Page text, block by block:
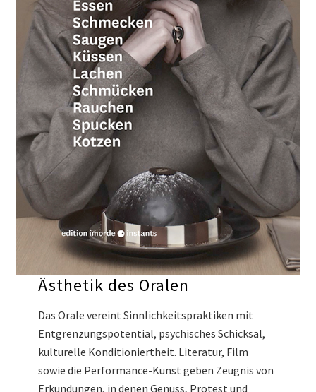
Ästhetik des Oralen
Das Orale vereint Sinnlichkeitspraktiken mit
Entgrenzungspotential, psychisches Schicksal,
kulturelle Konditioniertheit. Literatur, Film
sowie die Performance-Kunst geben Zeugnis von
Erkundungen, in denen Genuss, Protest und